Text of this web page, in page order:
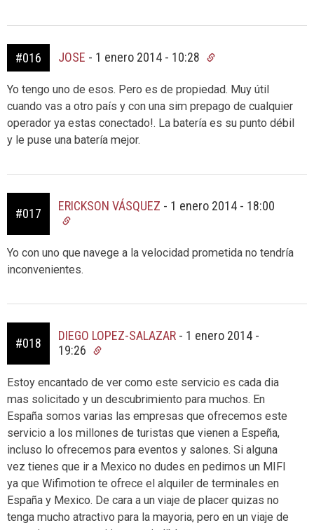
#016 JOSE - 1 enero 2014 - 10:28
Yo tengo uno de esos. Pero es de propiedad. Muy útil
cuando vas a otro país y con una sim prepago de cualquier
operador ya estas conectado!. La batería es su punto débil
y le puse una batería mejor.
#017
ERICKSON VÁSQUEZ - 1 enero 2014 - 18:00
Yo con uno que navege a la velocidad prometida no tendría
inconvenientes.
#018
DIEGO LOPEZ-SALAZAR - 1 enero 2014 -
19:26
Estoy encantado de ver como este servicio es cada dia
mas solicitado y un descubrimiento para muchos. En
España somos varias las empresas que ofrecemos este
servicio a los millones de turistas que vienen a Espeña,
incluso lo ofrecemos para eventos y salones. Si alguna
vez tienes que ir a Mexico no dudes en pedirnos un MIFI
ya que Wifimotion te ofrece el alquiler de terminales en
España y Mexico. De cara a un viaje de placer quizas no
tenga mucho atractivo para la mayoria, pero en un viaje de